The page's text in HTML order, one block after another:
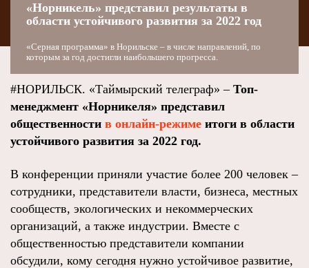
«Норникель» представил результаты в
области устойчивого развития за 2022 год
«Серная программа» в Норильске – в числе направлений, по
которым за год достигли наибольшего прогресса.
#НОРИЛЬСК. «Таймырский телеграф» – Топ-
менеджмент «Норникеля» представил
общественности в онлайн-режиме итоги в области
устойчивого развития за 2022 год.
В конференции приняли участие более 200 человек –
сотрудники, представители власти, бизнеса, местных
сообществ, экологических и некоммерческих
организаций, а также индустрии. Вместе с
общественностью представители компании
обсудили, кому сегодня нужно устойчивое развитие,